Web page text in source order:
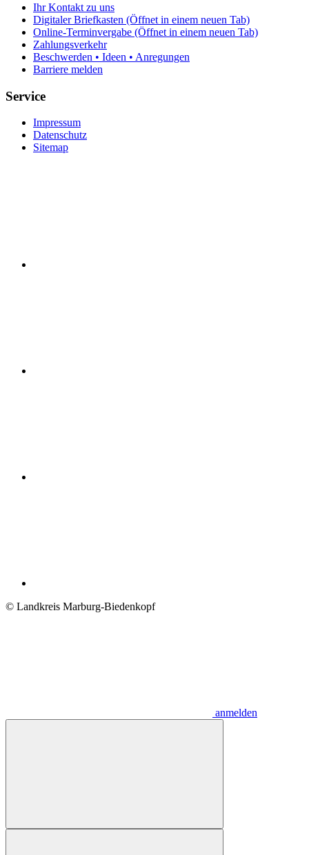
Ihr Kontakt zu uns
Digitaler Briefkasten (Öffnet in einem neuen Tab)
Online-Terminvergabe (Öffnet in einem neuen Tab)
Zahlungsverkehr
Beschwerden • Ideen • Anregungen
Barriere melden
Service
Impressum
Datenschutz
Sitemap
© Landkreis Marburg-Biedenkopf
anmelden